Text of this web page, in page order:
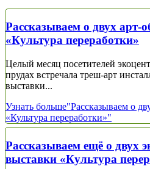
Рассказываем о двух арт-
«Культура переработки»
Целый месяц посетителей
прудах встречала треш-арт
выставки...
Узнать больше"Рассказываем о
«Культура переработки»"
Рассказываем ещё о двух
выставки «Культура